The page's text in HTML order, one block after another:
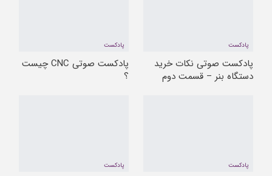
پادکست
پادکست صوتی نکات خرید
دستگاه بنر – قسمت دوم
پادکست
پادکست صوتی CNC چیست
؟
پادکست پادکست